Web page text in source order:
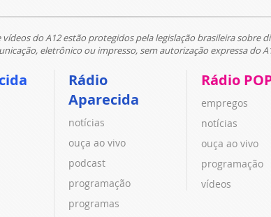
vídeos do A12 estão protegidos pela legislação brasileira sobre
eletrônico ou impresso, sem autorização expressa do
Rádio
Aparecida
notícias
ouça ao vivo
podcast
programação
programas
Rádio
empregos
notícias
ouça ao vivo
programação
vídeos